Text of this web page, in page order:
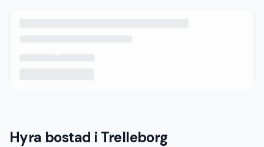
Hyra bostad i Trelleborg